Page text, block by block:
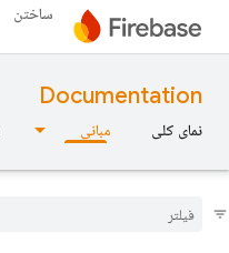
ساختن
Documentation
نمای کلی مبانی